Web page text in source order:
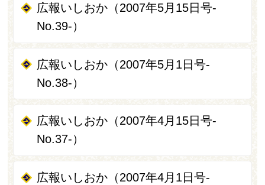
広報いしおか（2007年5月15日号-
No.39-）
広報いしおか（2007年5月1日号-
No.38-）
広報いしおか（2007年4月15日号-
No.37-）
広報いしおか（2007年4月1日号-